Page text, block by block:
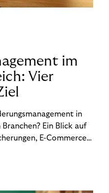
im
Vier
in
Ein Blick auf
E-Commerce
keine